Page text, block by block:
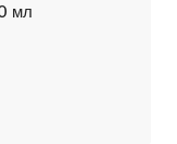
мл